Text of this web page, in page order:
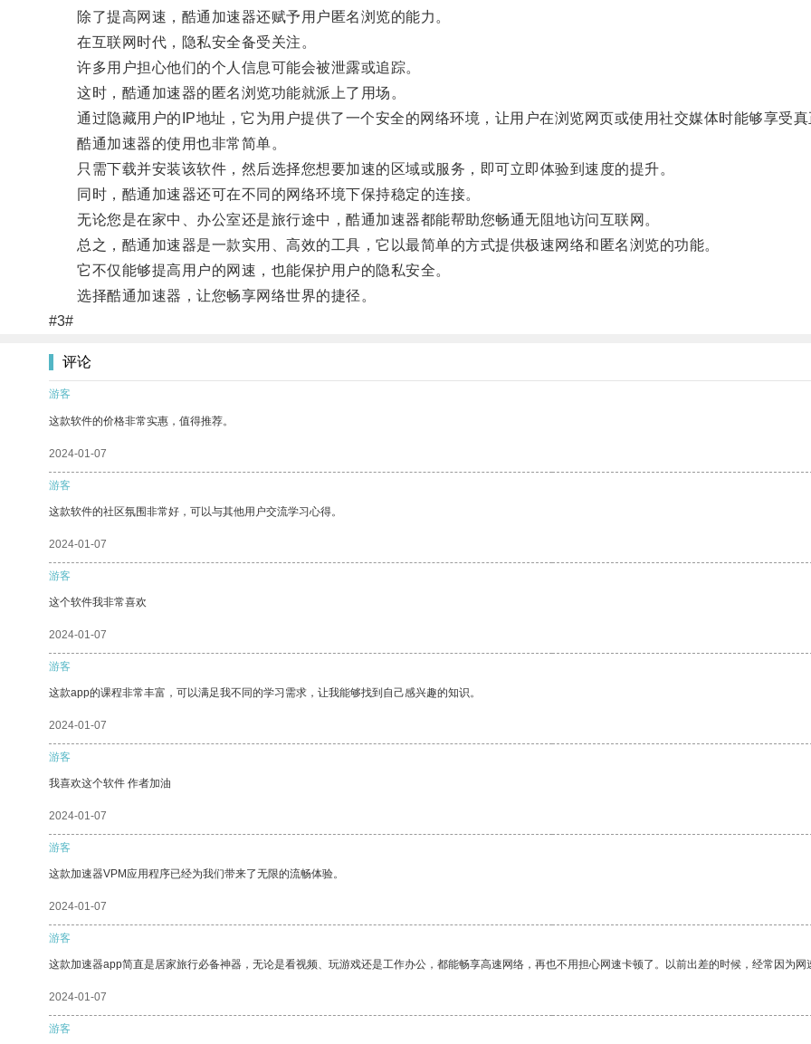
除了提高网速，酷通加速器还赋予用户匿名浏览的能力。
在互联网时代，隐私安全备受关注。
许多用户担心他们的个人信息可能会被泄露或追踪。
这时，酷通加速器的匿名浏览功能就派上了用场。
通过隐藏用户的IP地址，它为用户提供了一个安全的网络环境，让用户在浏览网页或使用社交媒体时能够享受真
酷通加速器的使用也非常简单。
只需下载并安装该软件，然后选择您想要加速的区域或服务，即可立即体验到速度的提升。
同时，酷通加速器还可在不同的网络环境下保持稳定的连接。
无论您是在家中、办公室还是旅行途中，酷通加速器都能帮助您畅通无阻地访问互联网。
总之，酷通加速器是一款实用、高效的工具，它以最简单的方式提供极速网络和匿名浏览的功能。
它不仅能够提高用户的网速，也能保护用户的隐私安全。
选择酷通加速器，让您畅享网络世界的捷径。
#3#
评论
游客
这款软件的价格非常实惠，值得推荐。
2024-01-07
游客
这款软件的社区氛围非常好，可以与其他用户交流学习心得。
2024-01-07
游客
这个软件我非常喜欢
2024-01-07
游客
这款app的课程非常丰富，可以满足我不同的学习需求，让我能够找到自己感兴趣的知识。
2024-01-07
游客
我喜欢这个软件 作者加油
2024-01-07
游客
这款加速器VPM应用程序已经为我们带来了无限的流畅体验。
2024-01-07
游客
这款加速器app简直是居家旅行必备神器，无论是看视频、玩游戏还是工作办公，都能畅享高速网络，再也不用担心网速卡顿了。以前出差的时候，经常因为
2024-01-07
游客